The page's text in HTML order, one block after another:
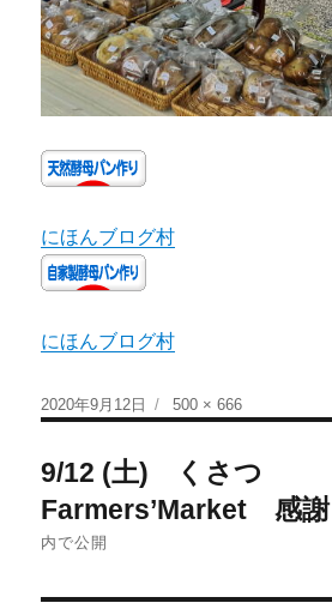
にほんブログ村
にほんブログ村
2020年9月12日 500 × 666
9/12 (土) くさつ
Farmers’Market 感謝
内で公開